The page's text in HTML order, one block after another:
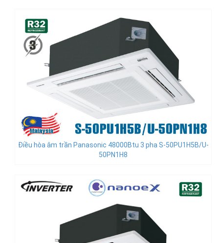
Điều hòa âm trần Panasonic 48000Btu 3 pha S-50PU1H5B/U-
50PN1H8